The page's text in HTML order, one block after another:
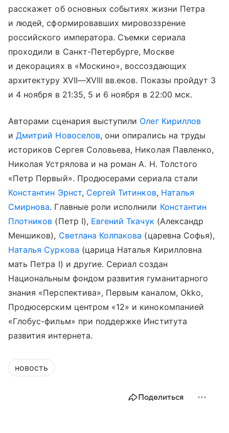
расскажет об основных событиях жизни Петра
и людей, сформировавших мировоззрение
российского императора. Съемки сериала
проходили в Санкт-Петербурге, Москве
и декорациях в «Москино», воссоздающих
архитектуру XVII—XVIII вв.еков. Показы пройдут 3
и 4 ноября в 21:35, 5 и 6 ноября в 22:00 мск.
Авторами сценария выступили Олег Кириллов
иДмитрий Новоселов, они опирались на труды
историков Сергея Соловьева, Николая Павленко,
Николая Устрялова и на роман А. Н. Толстого
«Петр Первый». Продюсерами сериала стали
Константин Эрнст, Сергей Титинков, Наталья
Смирнова. Главные роли исполнили Константин
Плотников (Петр I), Евгений Ткачук (Александр
Меншиков), Светлана Колпакова (царевна Софья),
Наталья Суркова (царица Наталья Кирилловна
мать Петра I) и другие. Сериал создан
Национальным фондом развития гуманитарного
знания «Перспектива», Первым каналом, Okko,
Продюсерским центром «12» и кинокомпанией
«Глобус-фильм» при поддержке Института
развития интернета.
новость
Поделиться